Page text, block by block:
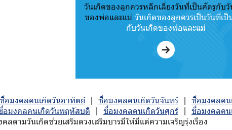
วันเกิดของลูกควรหลีกเลี่ยงวันที่เป็นศัตรูกับวั
ของพ่อและแม่ วันเกิดของลูกควรเป็นวันที่เป็
กับวันเกิดของพ่อและแม่
ชื่อมงคลคนเกิดวันอาทิตย์| ชื่อมงคลคนเกิดวันจันทร์ | ชื่อมงคลคน
อมงคลคนเกิดวันพฤหัสบดี | ชื่อมงคลคนเกิดวันศุกร์ | ชื่อมงคลคน
ามวันเกิดช่วยเสริมดวงเสริมบารมีให้มีแต่ความเจริญรุ่งเรือง